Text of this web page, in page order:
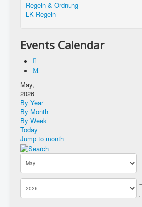
Regeln & Ordnung
LK Regeln
Events Calendar
May,
2026
By Year
By Month
By Week
Today
Jump to month